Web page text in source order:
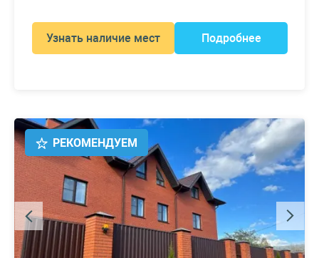
Узнать наличие мест Подробнее
РЕКОМЕНДУЕМ